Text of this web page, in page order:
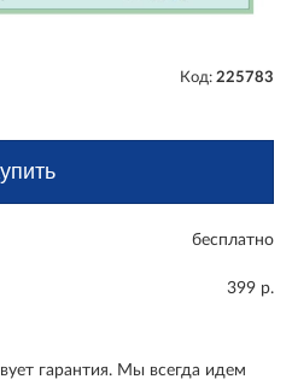
Код: 225783
бесплатно
399 р.
гарантия. Мы всегда идем